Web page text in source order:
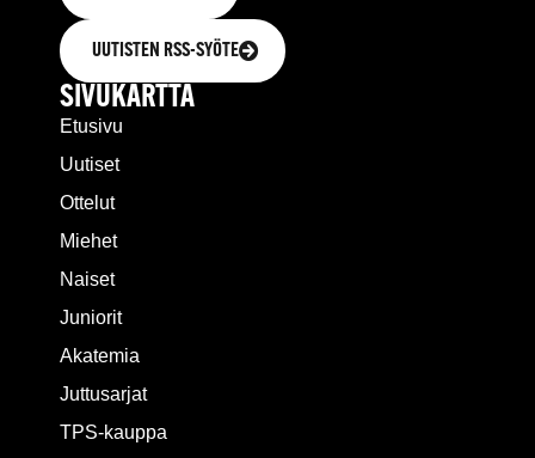
UUTISTEN RSS-SYÖTE
SIVUKARTTA
Etusivu
Uutiset
Ottelut
Miehet
Naiset
Juniorit
Akatemia
Juttusarjat
TPS-kauppa